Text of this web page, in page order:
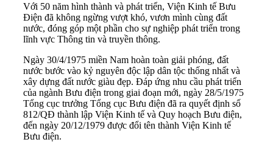
Với 50 năm hình thành và phát triển, Viện Kinh tế Bưu
Điện đã không ngừng vượt khó, vươn mình cùng đất
nước, đóng góp một phần cho sự nghiệp phát triển trong
lĩnh vực Thông tin và truyền thông.
Ngày 30/4/1975 miền Nam hoàn toàn giải phóng, đất
nước bước vào kỷ nguyên độc lập dân tộc thống nhất và
xây dựng đất nước giàu đẹp. Đáp ứng nhu cầu phát triển
của ngành Bưu điện trong giai đoạn mới, ngày 28/5/1975
Tổng cục trưởng Tổng cục Bưu điện đã ra quyết định số
812/QĐ thành lập Viện Kinh tế và Quy hoạch Bưu điện,
đến ngày 20/12/1979 được đổi tên thành Viện Kinh tế
Bưu điện.